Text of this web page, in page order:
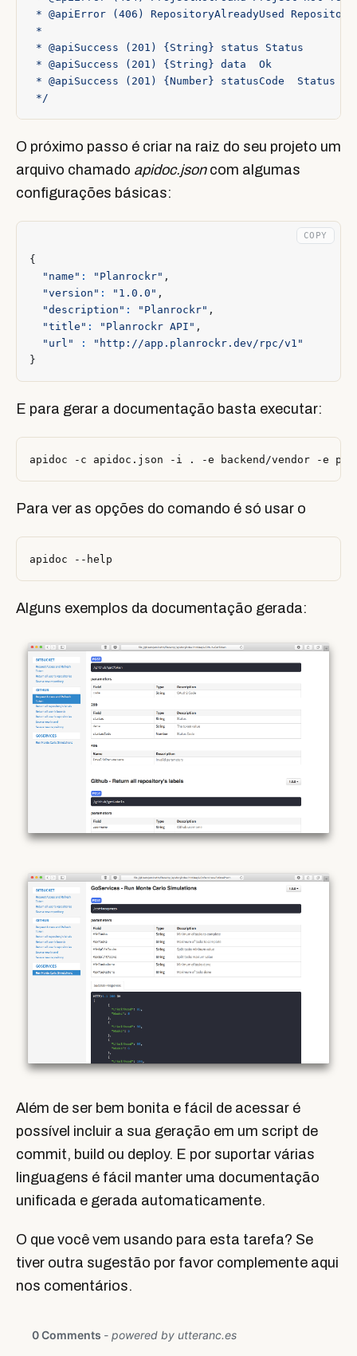
*/
O próximo passo é criar na raiz do seu projeto um
arquivo chamado apidoc.jsoncom algumas
configurações básicas:
{
"name" : "Planrockr" ,
"version" : "1.0.0" ,
"description" : "Planrockr" ,
"title" : "Planrockr API" ,
"url"
:
"http://app.planrockr.dev/rpc/v1"
}
COPY
E para gerar a documentação basta executar:
Para ver as opções do comando é só usar o
Alguns exemplos da documentação gerada:
Além de ser bem bonita e fácil de acessar é
possível incluir a sua geração em um script de
commit, build ou deploy. E por suportar várias
linguagens é fácil manter uma documentação
unificada e gerada automaticamente.
O que você vem usando para esta tarefa? Se
tiver outra sugestão por favor complemente aqui
nos comentários.